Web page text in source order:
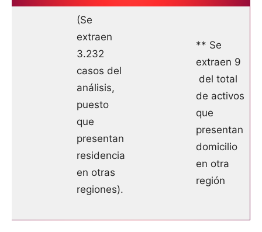
(Se
extraen
3.232
casos del
análisis,
puesto
que
presentan
residencia
en otras
regiones).
** Se
extraen 9
del total
de activos
que
presentan
domicilio
en otra
región